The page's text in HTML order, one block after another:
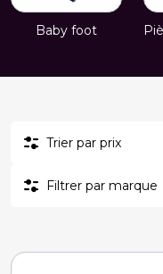
Baby foot
Trier par prix
Filtrer par marque